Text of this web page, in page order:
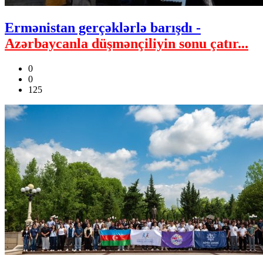
Ermənistan gerçəklərlə barışdı -
Azərbaycanla düşmənçiliyin sonu çatır...
0
0
125